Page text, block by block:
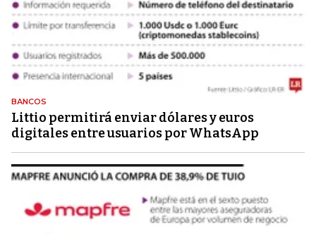
BANCOS
Littio permitirá enviar dólares y euros
digitales entre usuarios por WhatsApp